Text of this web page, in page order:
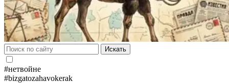
Искать
#нетвойне
#bizgatozahavokerak